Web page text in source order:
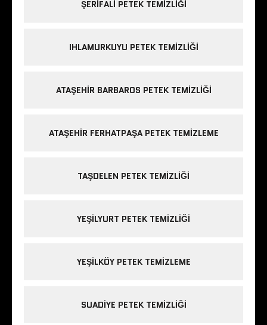
ŞERIFALI PETEK TEMIZLIĞI
IHLAMURKUYU PETEK TEMIZLIĞI
ATAŞEHIR BARBAROS PETEK TEMIZLIĞI
ATAŞEHIR FERHATPAŞA PETEK TEMIZLEME
TAŞDELEN PETEK TEMIZLIĞI
YEŞILYURT PETEK TEMIZLIĞI
YEŞILKÖY PETEK TEMIZLEME
SUADIYE PETEK TEMIZLIĞI